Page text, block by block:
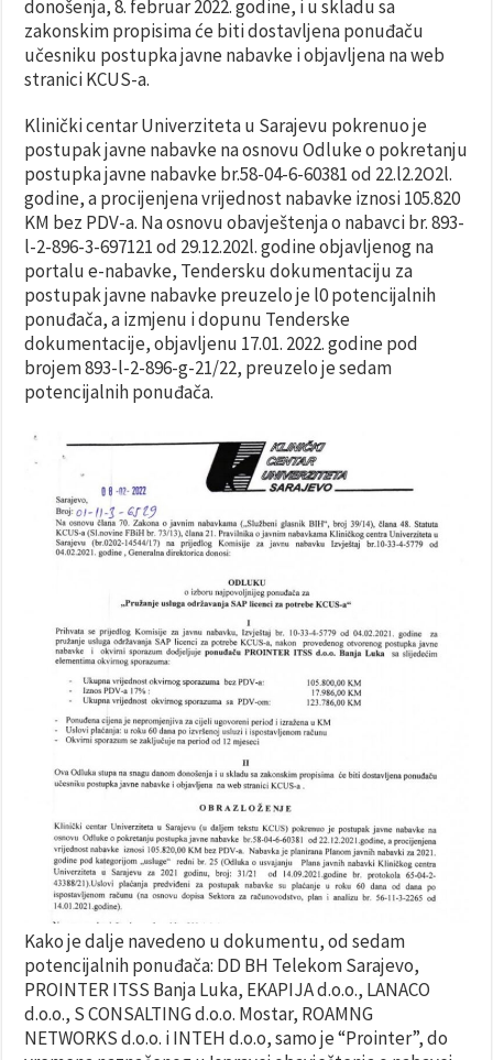
donošenja, 8. februar 2022. godine, i u skladu sa
zakonskim propisima će biti dostavljena ponuđaču
učesniku postupka javne nabavke i objavljena na web
stranici KCUS-a.
Klinički centar Univerziteta u Sarajevu pokrenuo je
postupak javne nabavke na osnovu Odluke o pokretanju
postupka javne nabavke br.58-04-6-60381 od 22.l2.2O2l.
godine, a procijenjena vrijednost nabavke iznosi 105.820
KM bez PDV-a. Na osnovu obavještenja o nabavci br. 893-
l-2-896-3-697121 od 29.12.202l. godine objavljenog na
portalu e-nabavke, Tendersku dokumentaciju za
postupak javne nabavke preuzelo je l0 potencijalnih
ponuđača, a izmjenu i dopunu Tenderske
dokumentacije, objavljenu 17.01. 2022. godine pod
brojem 893-l-2-896-g-21/22, preuzelo je sedam
potencijalnih ponuđača.
Kako je dalje navedeno u dokumentu, od sedam
potencijalnih ponuđača: DD BH Telekom Sarajevo,
PROINTER ITSS Banja Luka, EKAPIJA d.o.o., LANACO
d.o.o., S CONSALTING d.o.o. Mostar, ROAMNG
NETWORKS d.o.o. i INTEH d.o.o, samo je “Prointer”, do